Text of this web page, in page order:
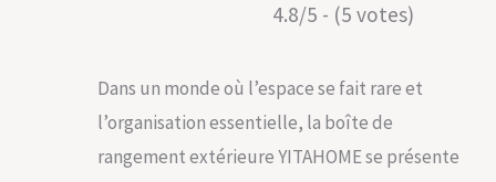
4.8/5 - (5 votes)
Dans un monde où l’espace se fait rare et
l’organisation essentielle, la boîte de
rangement extérieure YITAHOME se présente